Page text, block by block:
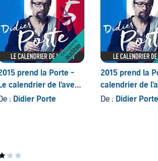
prend la Porte -
calendrier de l'avent
1er au 15 mars 2015
: Didier Porte
2015 prend la
calendrier de
16 au 31 mars
De : Didier Porte